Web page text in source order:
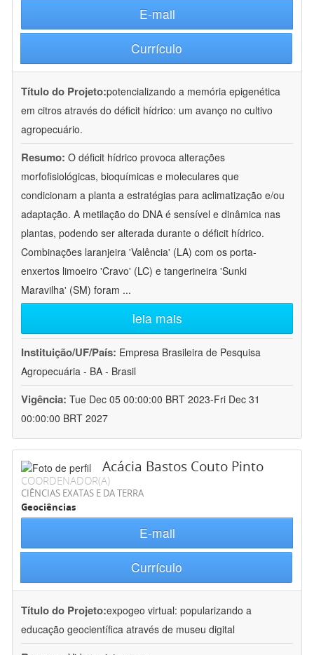
E-mail
Currículo
Título do Projeto:potencializando a memória epigenética
em citros através do déficit hídrico: um avanço no cultivo
agropecuário.
Resumo: O déficit hídrico provoca alterações
morfofisiológicas, bioquímicas e moleculares que
condicionam a planta a estratégias para aclimatização e/ou
adaptação. A metilação do DNA é sensível e dinâmica nas
plantas, podendo ser alterada durante o déficit hídrico.
Combinações laranjeira 'Valência' (LA) com os porta-
enxertos limoeiro 'Cravo' (LC) e tangerineira 'Sunki
Maravilha' (SM) foram ...
leia mais
Instituição/UF/País: Empresa Brasileira de Pesquisa
Agropecuária - BA - Brasil
Vigência: Tue Dec 05 00:00:00 BRT 2023-Fri Dec 31
00:00:00 BRT 2027
Acácia Bastos Couto Pinto
COORDENADOR(A)
CIÊNCIAS EXATAS E DA TERRA
Geociências
E-mail
Currículo
Título do Projeto:expogeo virtual: popularizando a
educação geocientífica através de museu digital